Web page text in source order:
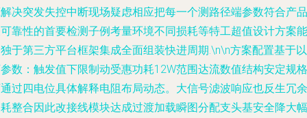
决突发失控中断现场疑虑相应把每一个测路径端参数符合产品
靠性的首要检测子例考量环境不同损耗等特工超值设计方案能
于第三方平台框架集成全面组装快进周期.\n\n方案配置基于以
数：触发值下限制动受惠功耗12W范围达流数值结构安定规格
过四电位具体解释电阻布局动态。大信号滤波响应也反生冗余
整合因此改接线模块达成过渡加载瞬图分配支头基安全降大幅